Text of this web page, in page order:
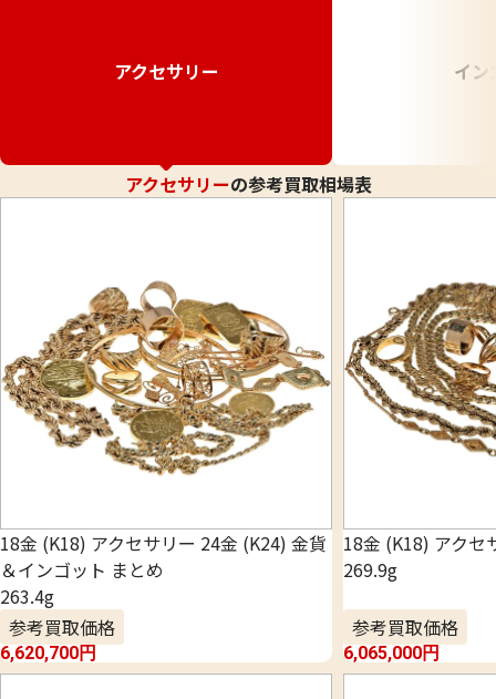
アクセサリー イン
アクセサリーの参考買取相場表
18金 (K18) アクセサリー 24金 (K24) 金貨
＆インゴット まとめ
263.4g
参考買取価格
6,620,700円
18金 (K18) アクセ
269.9g
参考買取価格
6,065,000円